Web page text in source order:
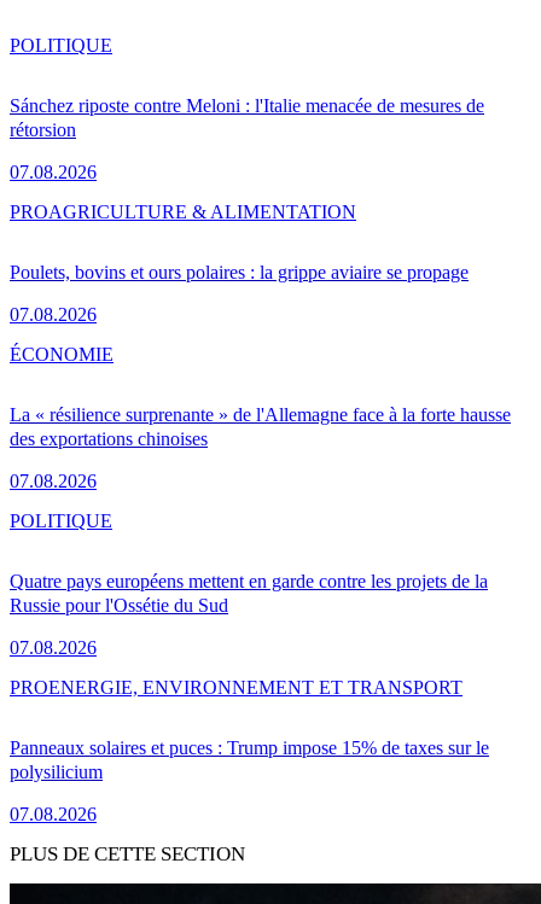
Sánchez riposte contre Meloni : l'Italie menacée de mesures de
rétorsion
07.08.2026
POLITIQUE
Poulets, bovins et ours polaires : la grippe aviaire se propage
07.08.2026
PROAGRICULTURE & ALIMENTATION
La « résilience surprenante » de l'Allemagne face à la forte hausse
des exportations chinoises
07.08.2026
ÉCONOMIE
Quatre pays européens mettent en garde contre les projets de la
Russie pour l'Ossétie du Sud
07.08.2026
POLITIQUE
Panneaux solaires et puces : Trump impose 15% de taxes sur le
polysilicium
07.08.2026
PROENERGIE, ENVIRONNEMENT ET TRANSPORT
PLUS DE CETTE SECTION